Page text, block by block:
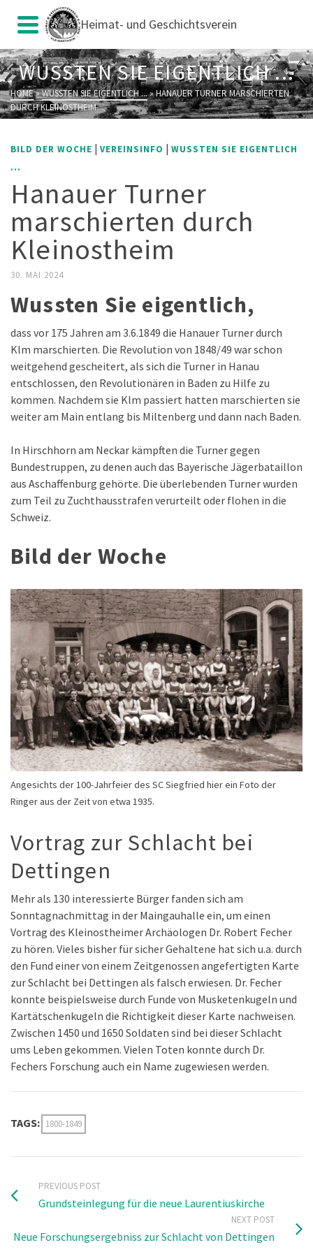
Heimat- und Geschichtsverein
WUSSTEN SIE EIGENTLICH ...
HOME»WUSSTEN SIE EIGENTLICH ...»HANAUER TURNER MARSCHIERTEN
DURCH KLEINOSTHEIM
BILD DER WOCHE | VEREINSINFO | WUSSTEN SIE EIGENTLICH
...
Hanauer Turner
marschierten durch
Kleinostheim
30. MAI 2024
Wussten Sie eigentlich,
dass vor 175 Jahren am 3.6.1849 die Hanauer Turner durch
Klm marschierten. Die Revolution von 1848/49 war schon
weitgehend gescheitert, als sich die Turner in Hanau
entschlossen, den Revolutionären in Baden zu Hilfe zu
kommen. Nachdem sie Klm passiert hatten marschierten sie
weiter am Main entlang bis Miltenberg und dann nach Baden.
In Hirschhorn am Neckar kämpften die Turner gegen
Bundestruppen, zu denen auch das Bayerische Jägerbataillon
aus Aschaffenburg gehörte. Die überlebenden Turner wurden
zum Teil zu Zuchthausstrafen verurteilt oder flohen in die
Schweiz.
Bild der Woche
Angesichts der 100-Jahrfeier des SC Siegfried hier ein Foto der
Ringer aus der Zeit von etwa 1935.
Vortrag zur Schlacht bei
Dettingen
Mehr als 130 interessierte Bürger fanden sich am
Sonntagnachmittag in der Maingauhalle ein, um einen
Vortrag des Kleinostheimer Archäologen Dr. Robert Fecher
zu hören. Vieles bisher für sicher Gehaltene hat sich u.a. durch
den Fund einer von einem Zeitgenossen angefertigten Karte
zur Schlacht bei Dettingen als falsch erwiesen. Dr. Fecher
konnte beispielsweise durch Funde von Musketenkugeln und
Kartätschenkugeln die Richtigkeit dieser Karte nachweisen.
Zwischen 1450 und 1650 Soldaten sind bei dieser Schlacht
ums Leben gekommen. Vielen Toten konnte durch Dr.
Fechers Forschung auch ein Name zugewiesen werden.
TAGS: 1800-1849
PREVIOUS POST
Grundsteinlegung für die neue Laurentiuskirche
NEXT POST
Neue Forschungsergebniss zur Schlacht von Dettingen